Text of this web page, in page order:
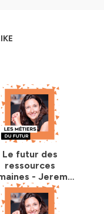
Le futur des
ressources
- Jeremy
Tomorrow
theory